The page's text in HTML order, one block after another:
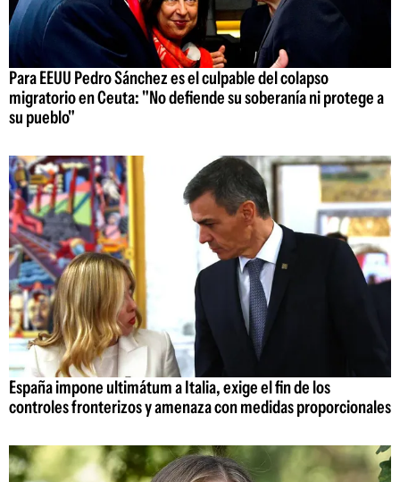
Para EEUU Pedro Sánchez es el culpable del colapso
migratorio en Ceuta: "No defiende su soberanía ni protege a
su pueblo"
España impone ultimátum a Italia, exige el fin de los
controles fronterizos y amenaza con medidas proporcionales